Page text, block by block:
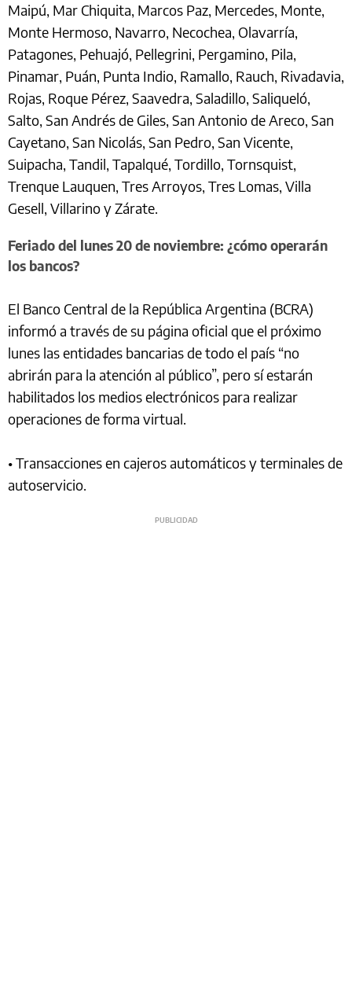
Maipú, Mar Chiquita, Marcos Paz, Mercedes, Monte,
Monte Hermoso, Navarro, Necochea, Olavarría,
Patagones, Pehuajó, Pellegrini, Pergamino, Pila,
Pinamar, Puán, Punta Indio, Ramallo, Rauch, Rivadavia,
Rojas, Roque Pérez, Saavedra, Saladillo, Saliqueló,
Salto, San Andrés de Giles, San Antonio de Areco, San
Cayetano, San Nicolás, San Pedro, San Vicente,
Suipacha, Tandil, Tapalqué, Tordillo, Tornsquist,
Trenque Lauquen, Tres Arroyos, Tres Lomas, Villa
Gesell, Villarino y Zárate.
Feriado del lunes 20 de noviembre: ¿cómo operarán
los bancos?
El Banco Central de la República Argentina (BCRA)
informó a través de su página oficial que el próximo
lunes las entidades bancarias de todo el país “no
abrirán para la atención al público”, pero sí estarán
habilitados los medios electrónicos para realizar
operaciones de forma virtual.
• Transacciones en cajeros automáticos y terminales de
autoservicio.